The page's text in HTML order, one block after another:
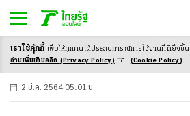
-ก ก ก+
2 มี.ค. 2564 05:01 น.
เราใช้คุ้กกี้ เพื่อให้ทุกคนได้ประสบการณ์การใช้งานที่ดียิ่งขึ้น
อ่านเพิ่มเติมคลิก (Privacy Policy) และ (Cookie Policy)